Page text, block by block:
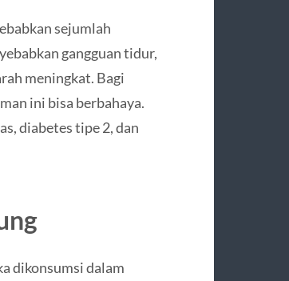
sejumlah
gangguan tidur,
meningkat. Bagi
ini bisa berbahaya.
diabetes tipe 2, dan
dikonsumsi dalam